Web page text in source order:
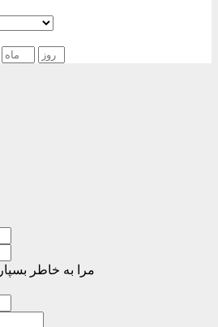
مرا به خاطر بسپار